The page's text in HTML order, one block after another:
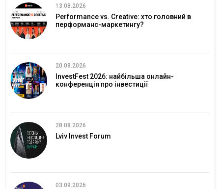
13.08.2026
Performance vs. Creative: хто головний в
перформанс-маркетингу?
20.08.2026
InvestFest 2026: найбільша онлайн-
конференція про інвестиції
28.08.2026
Lviv Invest Forum
03.09.2026